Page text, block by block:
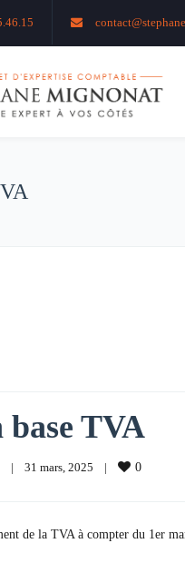
base TVA
| 31 mars, 2025 | 0
de la TVA à compter du 1er